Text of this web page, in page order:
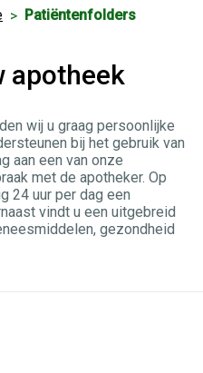
Patiëntenfolders
apotheek
wij u graag persoonlijke
bij het gebruik van
aan een van onze
met de apotheker. Op
24 uur per dag een
vindt u een uitgebreid
gezondheid